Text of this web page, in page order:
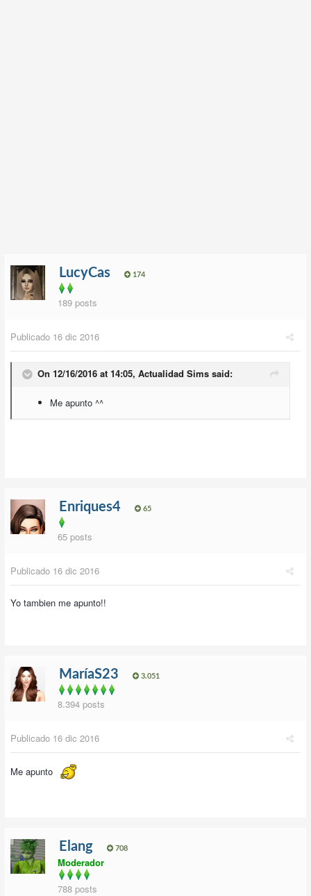
LucyCas 174
189 posts
Publicado 16 dic 2016
On 12/16/2016 at 14:05, Actualidad Sims said:
Me apunto ^^
Enriques4 65
65 posts
Publicado 16 dic 2016
Yo tambien me apunto!!
MaríaS23 3.051
8.394 posts
Publicado 16 dic 2016
Me apunto
Elang 708
Moderador
788 posts